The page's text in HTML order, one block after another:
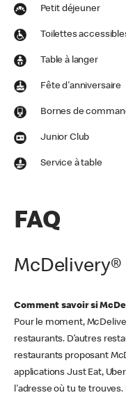
Petit déjeuner
Toilettes
Table à langer
Fête d'anniversaire
Bornes de
Junior Club
Service à table
FAQ
McDelivery®
Comment savoir si
Pour le moment,
restaurants. D’autres
restaurants proposant
applications Just Eat,
l'adresse où tu te